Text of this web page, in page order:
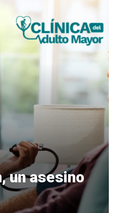
un asesino